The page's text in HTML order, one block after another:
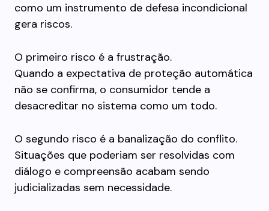
como um instrumento de defesa incondicional
gera riscos.
O primeiro risco é a frustração.
Quando a expectativa de proteção automática
não se confirma, o consumidor tende a
desacreditar no sistema como um todo.
O segundo risco é a banalização do conflito.
Situações que poderiam ser resolvidas com
diálogo e compreensão acabam sendo
judicializadas sem necessidade.